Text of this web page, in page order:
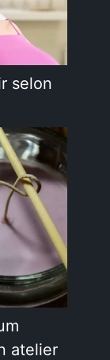
selon
atelier